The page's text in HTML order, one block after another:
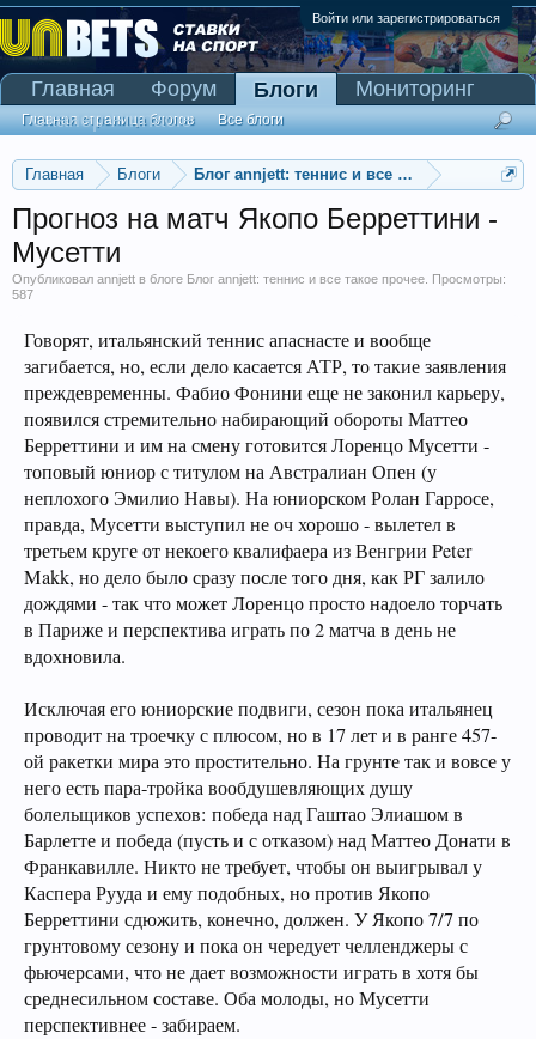
Войти или зарегистрироваться
Главная Блоги Блог annjett: теннис и все такое прочее
Прогноз на матч Якопо Берреттини -
Мусетти
Опубликовал annjett в блоге Блог annjett: теннис и все такое прочее . Просмотры:
587
Говорят, итальянский теннис апаснасте и вообще
загибается, но, если дело касается АТР, то такие заявления
преждевременны. Фабио Фонини еще не законил карьеру,
появился стремительно набирающий обороты Маттео
Берреттини и им на смену готовится Лоренцо Мусетти -
топовый юниор с титулом на Австралиан Опен (у
неплохого Эмилио Навы). На юниорском Ролан Гарросе,
правда, Мусетти выступил не оч хорошо - вылетел в
третьем круге от некоего квалифаера из Венгрии Peter
Makk, но дело было сразу после того дня, как РГ залило
дождями - так что может Лоренцо просто надоело торчать
в Париже и перспектива играть по 2 матча в день не
вдохновила.
Исключая его юниорские подвиги, сезон пока итальянец
проводит на троечку с плюсом, но в 17 лет и в ранге 457-
ой ракетки мира это простительно. На грунте так и вовсе у
него есть пара-тройка вообдушевляющих душу
болельщиков успехов: победа над Гаштао Элиашом в
Барлетте и победа (пусть и с отказом) над Маттео Донати в
Франкавилле. Никто не требует, чтобы он выигрывал у
Каспера Рууда и ему подобных, но против Якопо
Берреттини сдюжить, конечно, должен. У Якопо 7/7 по
грунтовому сезону и пока он чередует челленджеры с
фьючерсами, что не дает возможности играть в хотя бы
среднесильном составе. Оба молоды, но Мусетти
перспективнее - забираем.
Главная Форум Блоги
Главная страница блогов Все блоги
Мониторинг
Сканер Pinnacle